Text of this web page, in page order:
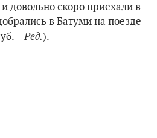
довольно скоро приехали в
в Батуми на поезде
–Ред.).